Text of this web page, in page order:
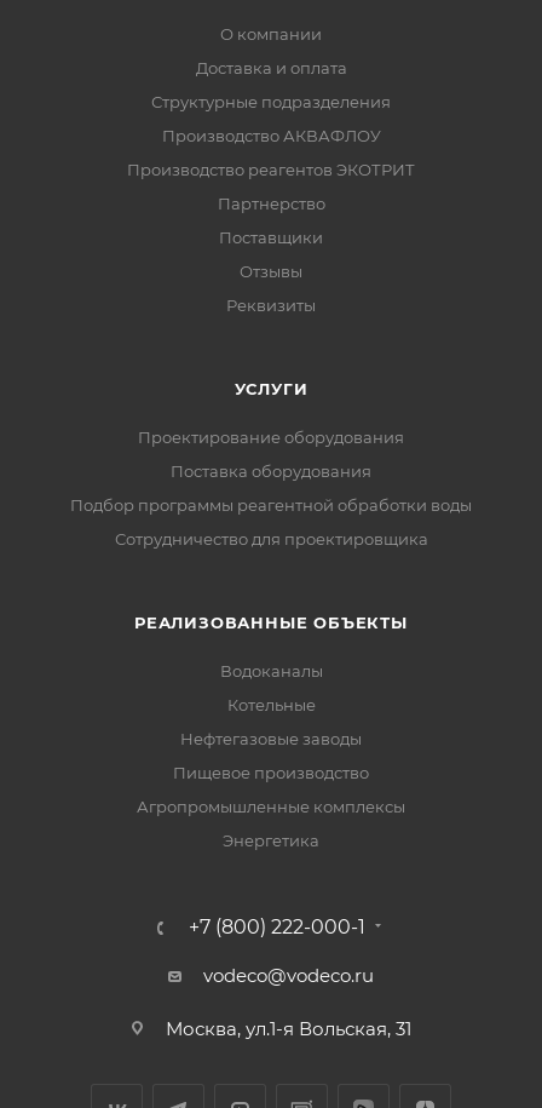
О компании
Доставка и оплата
Структурные подразделения
Производство АКВАФЛОУ
Производство реагентов ЭКОТРИТ
Партнерство
Поставщики
Отзывы
Реквизиты
УСЛУГИ
Проектирование оборудования
Поставка оборудования
Подбор программы реагентной обработки воды
Сотрудничество для проектировщика
РЕАЛИЗОВАННЫЕ ОБЪЕКТЫ
Водоканалы
Котельные
Нефтегазовые заводы
Пищевое производство
Агропромышленные комплексы
Энергетика
+7 (800) 222-000-1
vodeco@vodeco.ru
Москва, ул.1-я Вольская, 31